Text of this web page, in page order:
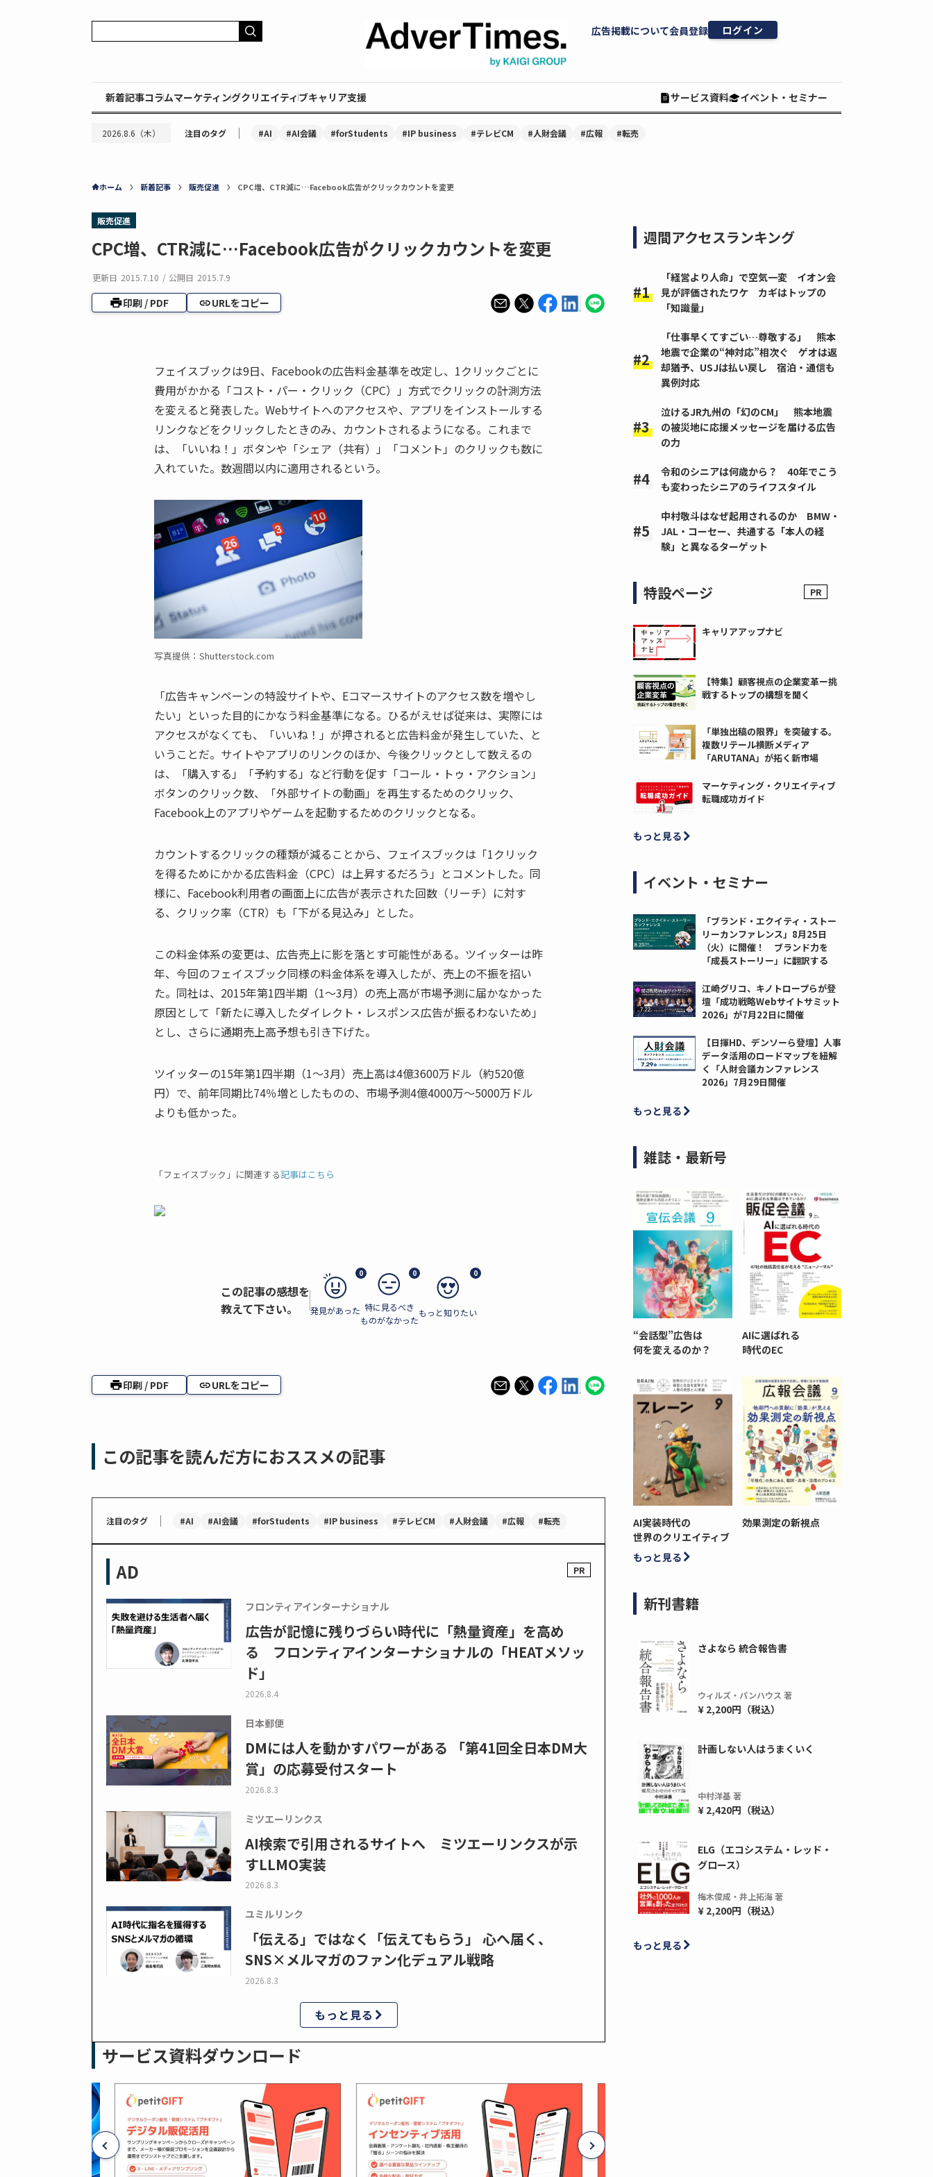
広告掲載について会員登録 ログイン
新着記事コラムマーケティングクリエイティブキャリア支援 サービス資料 イベント・セミナー
2026.8.6（木） 注目のタグ ｜ #AI #AI会議 #forStudents #IP business #テレビCM #人財会議 #広報 #転売
ホーム 新着記事 販売促進 CPC増、CTR減に…Facebook広告がクリックカウントを変更
販売促進
CPC増、CTR減に…Facebook広告がクリックカウントを変更
更新日 2015.7.10 / 公開日 2015.7.9
印刷 / PDF URLをコピー
フェイスブックは9日、Facebookの広告料金基準を改定し、1クリックごとに
費用がかかる「コスト・パー・クリック（CPC）」方式でクリックの計測方法
を変えると発表した。Webサイトへのアクセスや、アプリをインストールする
リンクなどをクリックしたときのみ、カウントされるようになる。これまで
は、「いいね！」ボタンや「シェア（共有）」「コメント」のクリックも数に
入れていた。数週間以内に適用されるという。
写真提供：Shutterstock.com
「広告キャンペーンの特設サイトや、Eコマースサイトのアクセス数を増やし
たい」といった目的にかなう料金基準になる。ひるがえせば従来は、実際には
アクセスがなくても、「いいね！」が押されると広告料金が発生していた、と
いうことだ。サイトやアプリのリンクのほか、今後クリックとして数えるの
は、「購入する」「予約する」など行動を促す「コール・トゥ・アクション」
ボタンのクリック数、「外部サイトの動画」を再生するためのクリック、
Facebook上のアプリやゲームを起動するためのクリックとなる。
カウントするクリックの種類が減ることから、フェイスブックは「1クリック
を得るためにかかる広告料金（CPC）は上昇するだろう」とコメントした。同
様に、Facebook利用者の画面上に広告が表示された回数（リーチ）に対す
る、クリック率（CTR）も「下がる見込み」とした。
この料金体系の変更は、広告売上に影を落とす可能性がある。ツイッターは昨
年、今回のフェイスブック同様の料金体系を導入したが、売上の不振を招い
た。同社は、2015年第1四半期（1～3月）の売上高が市場予測に届かなかった
原因として「新たに導入したダイレクト・レスポンス広告が振るわないため」
とし、さらに通期売上高予想も引き下げた。
ツイッターの15年第1四半期（1～3月）売上高は4億3600万ドル（約520億
円）で、前年同期比74％増としたものの、市場予測4億4000万～5000万ドル
よりも低かった。
「フェイスブック」に関連する記事はこちら
この記事の感想を
教えて下さい。
0
発見があった
0
特に見るべき
ものがなかった
0
もっと知りたい
印刷 / PDF URLをコピー
この記事を読んだ方におススメの記事
注目のタグ ｜ #AI #AI会議 #forStudents #IP business #テレビCM #人財会議 #広報 #転売
AD
フロンティアインターナショナル
広告が記憶に残りづらい時代に「熱量資産」を高め
る フロンティアインターナショナルの「HEATメソッ
ド」
2026.8.4
日本郵便
DMには人を動かすパワーがある 「第41回全日本DM大
賞」の応募受付スタート
2026.8.3
ミツエーリンクス
AI検索で引用されるサイトへ ミツエーリンクスが示
すLLMO実装
2026.8.3
ユミルリンク
「伝える」ではなく「伝えてもらう」 心へ届く、
SNS×メルマガのファン化デュアル戦略
2026.8.3
もっと見る
サービス資料ダウンロード
週間アクセスランキング
「経営より人命」で空気一変 イオン会
見が評価されたワケ カギはトップの
「知識量」
「仕事早くてすごい…尊敬する」 熊本
地震で企業の“神対応”相次ぐ ゲオは返
却猶予、USJは払い戻し 宿泊・通信も
異例対応
泣けるJR九州の「幻のCM」 熊本地震
の被災地に応援メッセージを届ける広告
の力
令和のシニアは何歳から？ 40年でこう
も変わったシニアのライフスタイル
中村敬斗はなぜ起用されるのか BMW・
JAL・コーセー、共通する「本人の経
験」と異なるターゲット
特設ページ
キャリアアップナビ
【特集】顧客視点の企業変革ー挑
戦するトップの構想を聞く
「単独出稿の限界」を突破する。
複数リテール横断メディア
「ARUTANA」が拓く新市場
マーケティング・クリエイティブ
転職成功ガイド
もっと見る
イベント・セミナー
「ブランド・エクイティ・ストー
リーカンファレンス」8月25日
（火）に開催！ ブランド力を
「成長ストーリー」に翻訳する
江崎グリコ、キノトロープらが登
壇「成功戦略Webサイトサミット
2026」が7月22日に開催
【日揮HD、デンソーら登壇】人事
データ活用のロードマップを紐解
く「人財会議カンファレンス
2026」7月29日開催
もっと見る
雑誌・最新号
“会話型”広告は
何を変えるのか？
AIに選ばれる
時代のEC
AI実装時代の
世界のクリエイティブ
効果測定の新視点
もっと見る
新刊書籍
さよなら 統合報告書
ウィルズ・パンハウス 著
¥ 2,200円（税込）
計画しない人はうまくいく
中村洋基 著
¥ 2,420円（税込）
ELG（エコシステム・レッド・
グロース）
梅木俊成・井上拓海 著
¥ 2,200円（税込）
もっと見る